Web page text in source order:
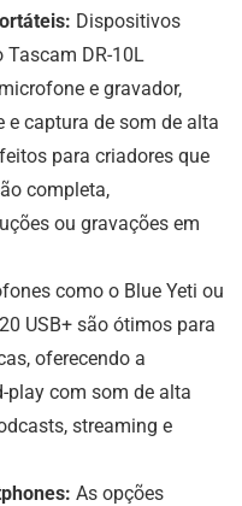
Dispositivos
DR-10L
e gravador,
captura de som de alta
para criadores que
completa,
ou gravações em
como o Blue Yeti ou
USB+ são ótimos para
oferecendo a
play com som de alta
streaming e
As opções